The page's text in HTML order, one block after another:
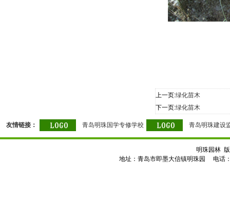
上一页:绿化苗木
下一页:绿化苗木
友情链接： 青岛明珠国学专修学校 青岛明珠建设
明珠园林
地址：青岛市即墨大信镇明珠园 电